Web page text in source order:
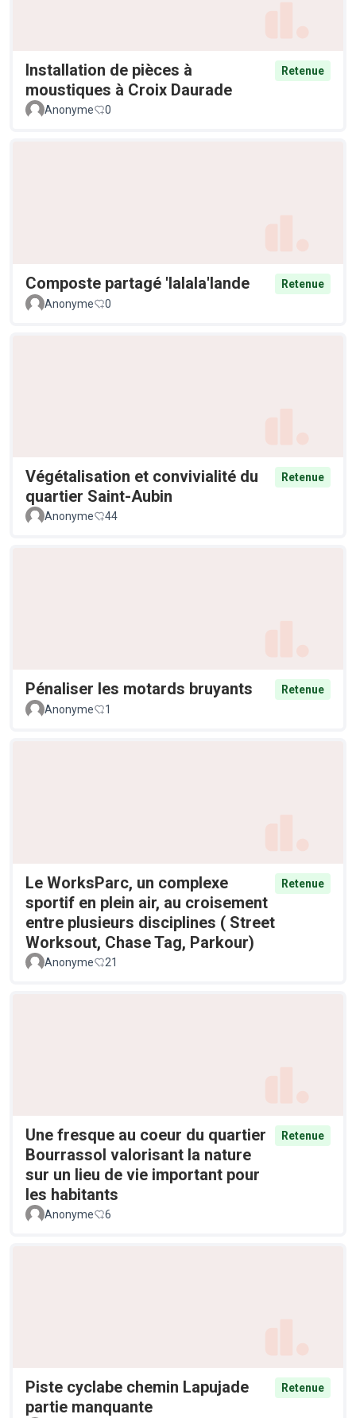
Installation de pièces à
moustiques à Croix Daurade
Retenue
Anonyme 0
Composte partagé 'lalala'lande
Retenue
Anonyme
0
Végétalisation et convivialité du
quartier Saint-Aubin
Retenue
Anonyme 44
Pénaliser les motards bruyants
Retenue
Anonyme
1
Le WorksParc, un complexe
sportif en plein air, au croisement
entre plusieurs disciplines ( Street
Worksout, Chase Tag, Parkour)
Retenue
Anonyme 21
Une fresque au coeur du quartier
Bourrassol valorisant la nature
sur un lieu de vie important pour
les habitants
Retenue
Anonyme 6
Piste cyclabe chemin Lapujade
partie manquante
Retenue